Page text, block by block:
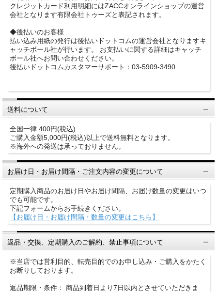
クレジットカード利用明細にはZACCオンラインショップの運営
会社となります有限会社トゥーズと表記されます。
◆後払いのお客様
払い込み用紙の発行は後払いドットコムの運営会社となりますキ
ャッチボール社が行います。 お支払いに関する詳細はキャッチ
ボール社へお問い合わせください。
後払いドットコムカスタマーサポート：03-5909-3490
送料について
全国一律 400円(税込)
ご購入金額5,000円(税込)以上で送料無料となります。
※海外への発送は承っておりません。
お届け日・お届け間隔・ご注文内容の変更について
定期購入商品のお届け日やお届け間隔、お届け数量の変更はいつ
でも可能です。
下記フォームからお手続きください。
【お届け日・お届け間隔・数量の変更はこちら】
返品・交換、定期購入のご解約、禁止事項について
※当店では営利目的、転売目的でのお申し込み・ご購入をかたく
お断りしております。
返品期限・条件： 商品到着日より7日以内とさせていただきま